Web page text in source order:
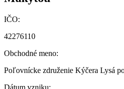
IČO:
42276110
Obchodné meno:
Poľovnícke združenie Kýčera Lysá
Dátum vzniku: